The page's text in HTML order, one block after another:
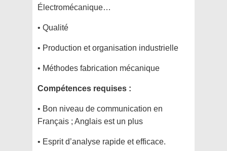
Électromécanique…
• Qualité
• Production et organisation industrielle
• Méthodes fabrication mécanique
Compétences requises :
• Bon niveau de communication en
Français ; Anglais est un plus
• Esprit d’analyse rapide et efficace.